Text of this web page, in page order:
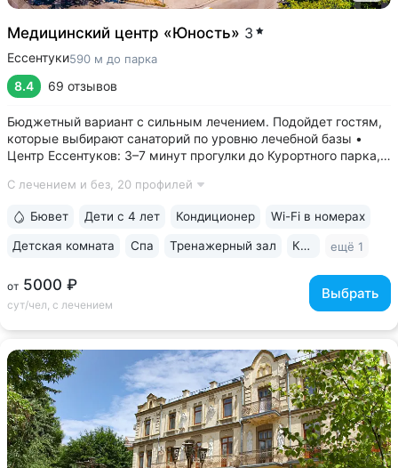
Медицинский центр «Юность» 3
Ессентуки590 м до парка
8.4 69 отзывов
Бюджетный вариант с сильным лечением. Подойдет гостям,
которые выбирают санаторий по уровню лечебной базы •
Центр Ессентуков: 3–7 минут прогулки до Курортного парка,
вокзала • Более 60 лет экспертизы в реабилитации
С лечением и без, 20 профилей
от 5000 ₽
сут/чел, с лечением
Выбрать
Бювет Дети с 4 лет Кондиционер Wi-Fi в номерах
Детская комната Спа Тренажерный зал Караоке ещё 1